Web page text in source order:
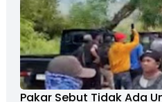
Pakar Sebut Tidak Ada